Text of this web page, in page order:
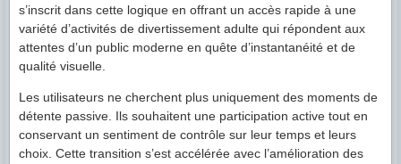
s’inscrit dans cette logique en offrant un accès rapide à une
variété d’activités de divertissement adulte qui répondent aux
attentes d’un public moderne en quête d’instantanéité et de
qualité visuelle.
Les utilisateurs ne cherchent plus uniquement des moments de
détente passive. Ils souhaitent une participation active tout en
conservant un sentiment de contrôle sur leur temps et leurs
choix. Cette transition s’est accélérée avec l’amélioration des